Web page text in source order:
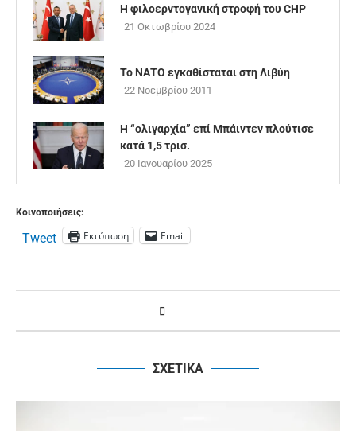
Η φιλοερντογανική στροφή του CHP
21 Οκτωβρίου 2024
Το ΝΑΤΟ εγκαθίσταται στη Λιβύη
22 Νοεμβρίου 2011
Η “ολιγαρχία” επί Μπάιντεν πλούτισε
κατά 1,5 τρισ.
20 Ιανουαρίου 2025
Κοινοποιήσεις:
Tweet Εκτύπωση Email
ΣΧΕΤΙΚΑ